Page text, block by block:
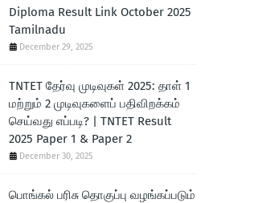
Diploma Result Link October 2025
Tamilnadu
December 29, 2025
TNTET தேர்வு முடிவுகள் 2025: தாள் 1
மற்றும் 2 முடிவுகளைப் பதிவிறக்கம்
செய்வது எப்படி? | TNTET Result
2025 Paper 1 & Paper 2
December 30, 2025
பொங்கல் பரிசு தொகுப்பு வழங்கப்படும்